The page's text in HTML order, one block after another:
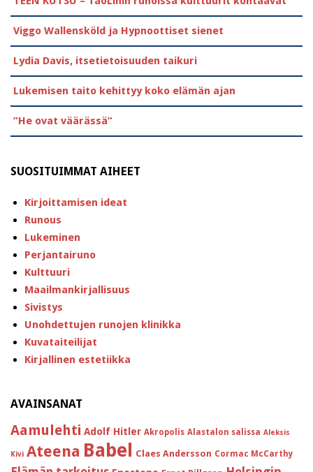
Viggo Wallensköld ja Hypnoottiset sienet
Lydia Davis, itsetietoisuuden taikuri
Lukemisen taito kehittyy koko elämän ajan
”He ovat väärässä”
SUOSITUIMMAT AIHEET
Kirjoittamisen ideat
Runous
Lukeminen
Perjantairuno
Kulttuuri
Maailmankirjallisuus
Sivistys
Unohdettujen runojen klinikka
Kuvataiteilijat
Kirjallinen estetiikka
AVAINSANAT
Aamulehti Adolf Hitler Akropolis Alastalon salissa Aleksis
Kivi Ateena Babel Claes Andersson Cormac McCarthy